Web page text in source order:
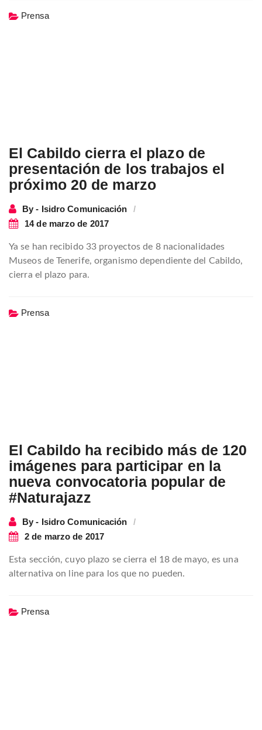
Prensa
El Cabildo cierra el plazo de
presentación de los trabajos el
próximo 20 de marzo
By - Isidro Comunicación
14 de marzo de 2017
Ya se han recibido 33 proyectos de 8 nacionalidades
Museos de Tenerife, organismo dependiente del Cabildo,
cierra el plazo para.
Prensa
El Cabildo ha recibido más de 120
imágenes para participar en la
nueva convocatoria popular de
#Naturajazz
By - Isidro Comunicación
2 de marzo de 2017
Esta sección, cuyo plazo se cierra el 18 de mayo, es una
alternativa on line para los que no pueden.
Prensa